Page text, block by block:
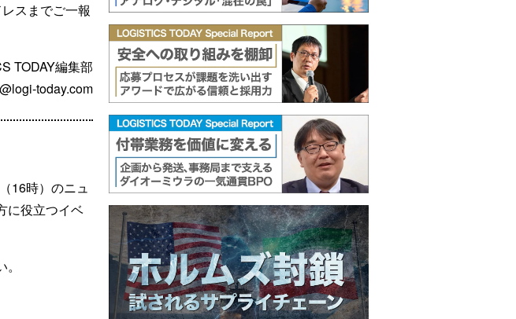
スまでご一報
TODAY編集部
today.com
16時）のニュ
に役立つイベ